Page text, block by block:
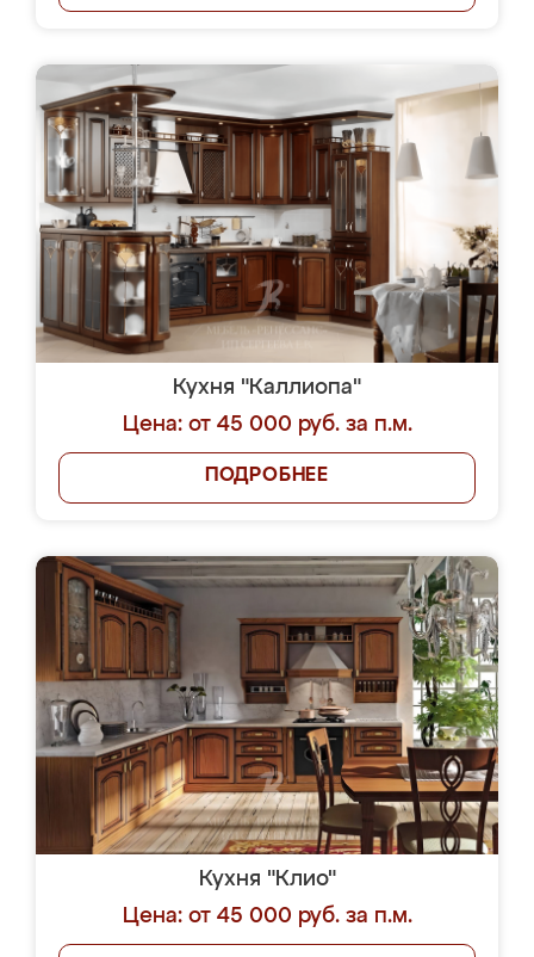
Кухня "Каллиопа"
Цена: от 45 000 руб. за п.м.
ПОДРОБНЕЕ
Кухня "Клио"
Цена: от 45 000 руб. за п.м.